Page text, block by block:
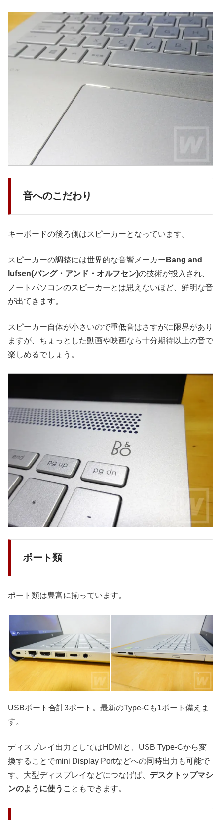
音へのこだわり
キーボードの後ろ側はスピーカーとなっています。
スピーカーの調整には世界的な音響メーカー Bang and
lufsen(バング・アンド・オルフセン)の技術が投入され、
ノートパソコンのスピーカーとは思えないほど、鮮明な音
が出てきます。
スピーカー自体が小さいので重低音はさすがに限界があり
ますが、ちょっとした動画や映画なら十分期待以上の音で
楽しめるでしょう。
ポート類
ポート類は豊富に揃っています。
USBポート合計3ポート。最新のType-Cも1ポート備えま
す。
ディスプレイ出力としてはHDMIと、USB Type-Cから変
換することでmini Display Portなどへの同時出力も可能で
す。大型ディスプレイなどにつなげば、 デスクトップマシ
ンのように使う こともできます。